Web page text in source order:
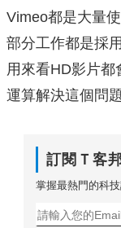
Vimeo都是大量
部分工作都是採
用來看HD影片
運算解決這個問題
訂閱Ｔ客
掌握最熱門的科